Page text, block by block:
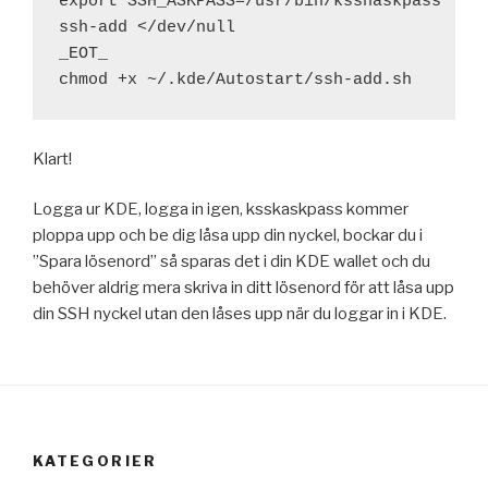
ssh-add </dev/null
_EOT_
chmod +x ~/.kde/Autostart/ssh-add.sh
Klart!
Logga ur KDE, logga in igen, ksskaskpass kommer
ploppa upp och be dig låsa upp din nyckel, bockar du i
”Spara lösenord” så sparas det i din KDE wallet och du
behöver aldrig mera skriva in ditt lösenord för att låsa upp
din SSH nyckel utan den låses upp när du loggar in i KDE.
KATEGORIER